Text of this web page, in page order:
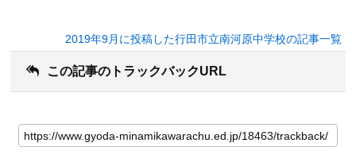
2019年9月に投稿した行田市立南河原中学校の記事一覧
この記事のトラックバックURL